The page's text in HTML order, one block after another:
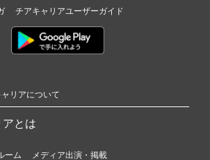
チアキャリアユーザーガイド
リアについて
とは
ーム
メディア出演・掲載